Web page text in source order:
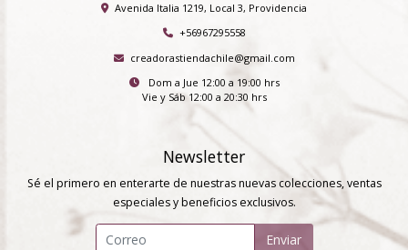
Avenida Italia 1219, Local 3, Providencia
+56967295558
creadorastiendachile@gmail.com
Dom a Jue 12:00 a 19:00 hrs
Vie y Sáb 12:00 a 20:30 hrs
Newsletter
Sé el primero en enterarte de nuestras nuevas colecciones, ventas
especiales y beneficios exclusivos.
Enviar